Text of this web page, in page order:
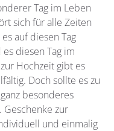
Tag im Leben
sich für alle Zeiten
auf diesen Tag
diesen Tag im
Hochzeit gibt es
Doch sollte es zu
besonderes
Geschenke zur
und einmalig